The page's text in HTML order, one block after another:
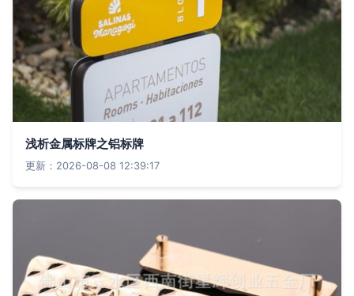
浅析金属标牌之铝标牌
更新：2026-08-08 12:39:17